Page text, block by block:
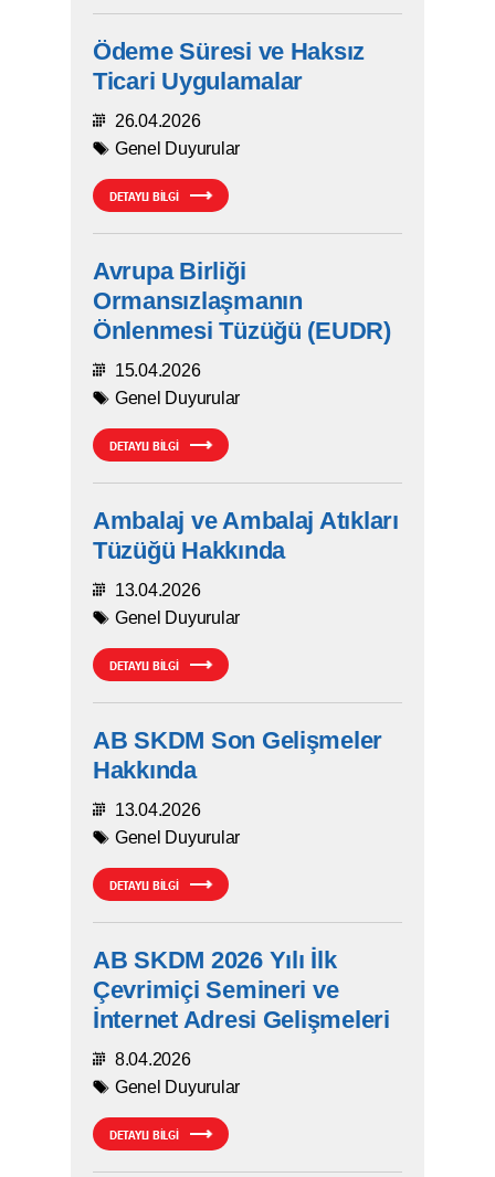
Ödeme Süresi ve Haksız
Ticari Uygulamalar
26.04.2026
Genel Duyurular
DETAYLI BİLGİ
Avrupa Birliği
Ormansızlaşmanın
Önlenmesi Tüzüğü (EUDR)
15.04.2026
Genel Duyurular
DETAYLI BİLGİ
Ambalaj ve Ambalaj Atıkları
Tüzüğü Hakkında
13.04.2026
Genel Duyurular
DETAYLI BİLGİ
AB SKDM Son Gelişmeler
Hakkında
13.04.2026
Genel Duyurular
DETAYLI BİLGİ
AB SKDM 2026 Yılı İlk
Çevrimiçi Semineri ve
İnternet Adresi Gelişmeleri
8.04.2026
Genel Duyurular
DETAYLI BİLGİ